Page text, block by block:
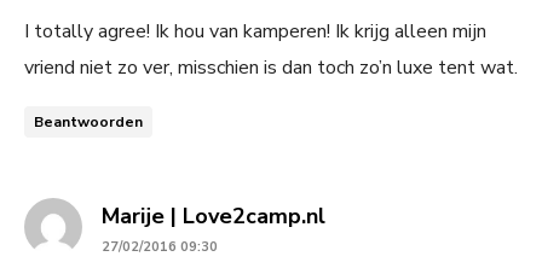
I totally agree! Ik hou van kamperen! Ik krijg alleen mijn
vriend niet zo ver, misschien is dan toch zo’n luxe tent wat.
Beantwoorden
Marije | Love2camp.nlsays:
27/02/2016 09:30